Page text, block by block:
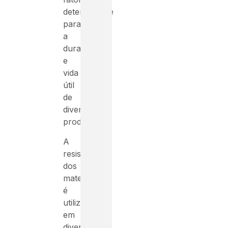
determinante
para
a
durabilidade
e
vida
útil
de
diversos
produtos.
A
resistência
dos
materiais
é
utilizada
em